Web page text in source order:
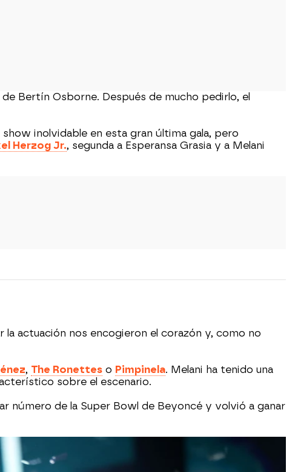
Bertín Osborne. Después de mucho pedirlo, el
inolvidable en esta gran última gala, pero
Herzog Jr., segunda a Esperansa Grasia y a Melani
la actuación nos encogieron el corazón y, como no
, The Ronettes o Pimpinela. Melani ha tenido una
sobre el escenario.
número de la Super Bowl de Beyoncé y volvió a ganar